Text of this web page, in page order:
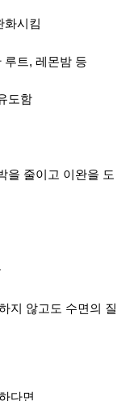
화시킴
루트, 레몬밤 등
도함
을 줄이고 이완을 도
지 않고도 수면의 질
다면